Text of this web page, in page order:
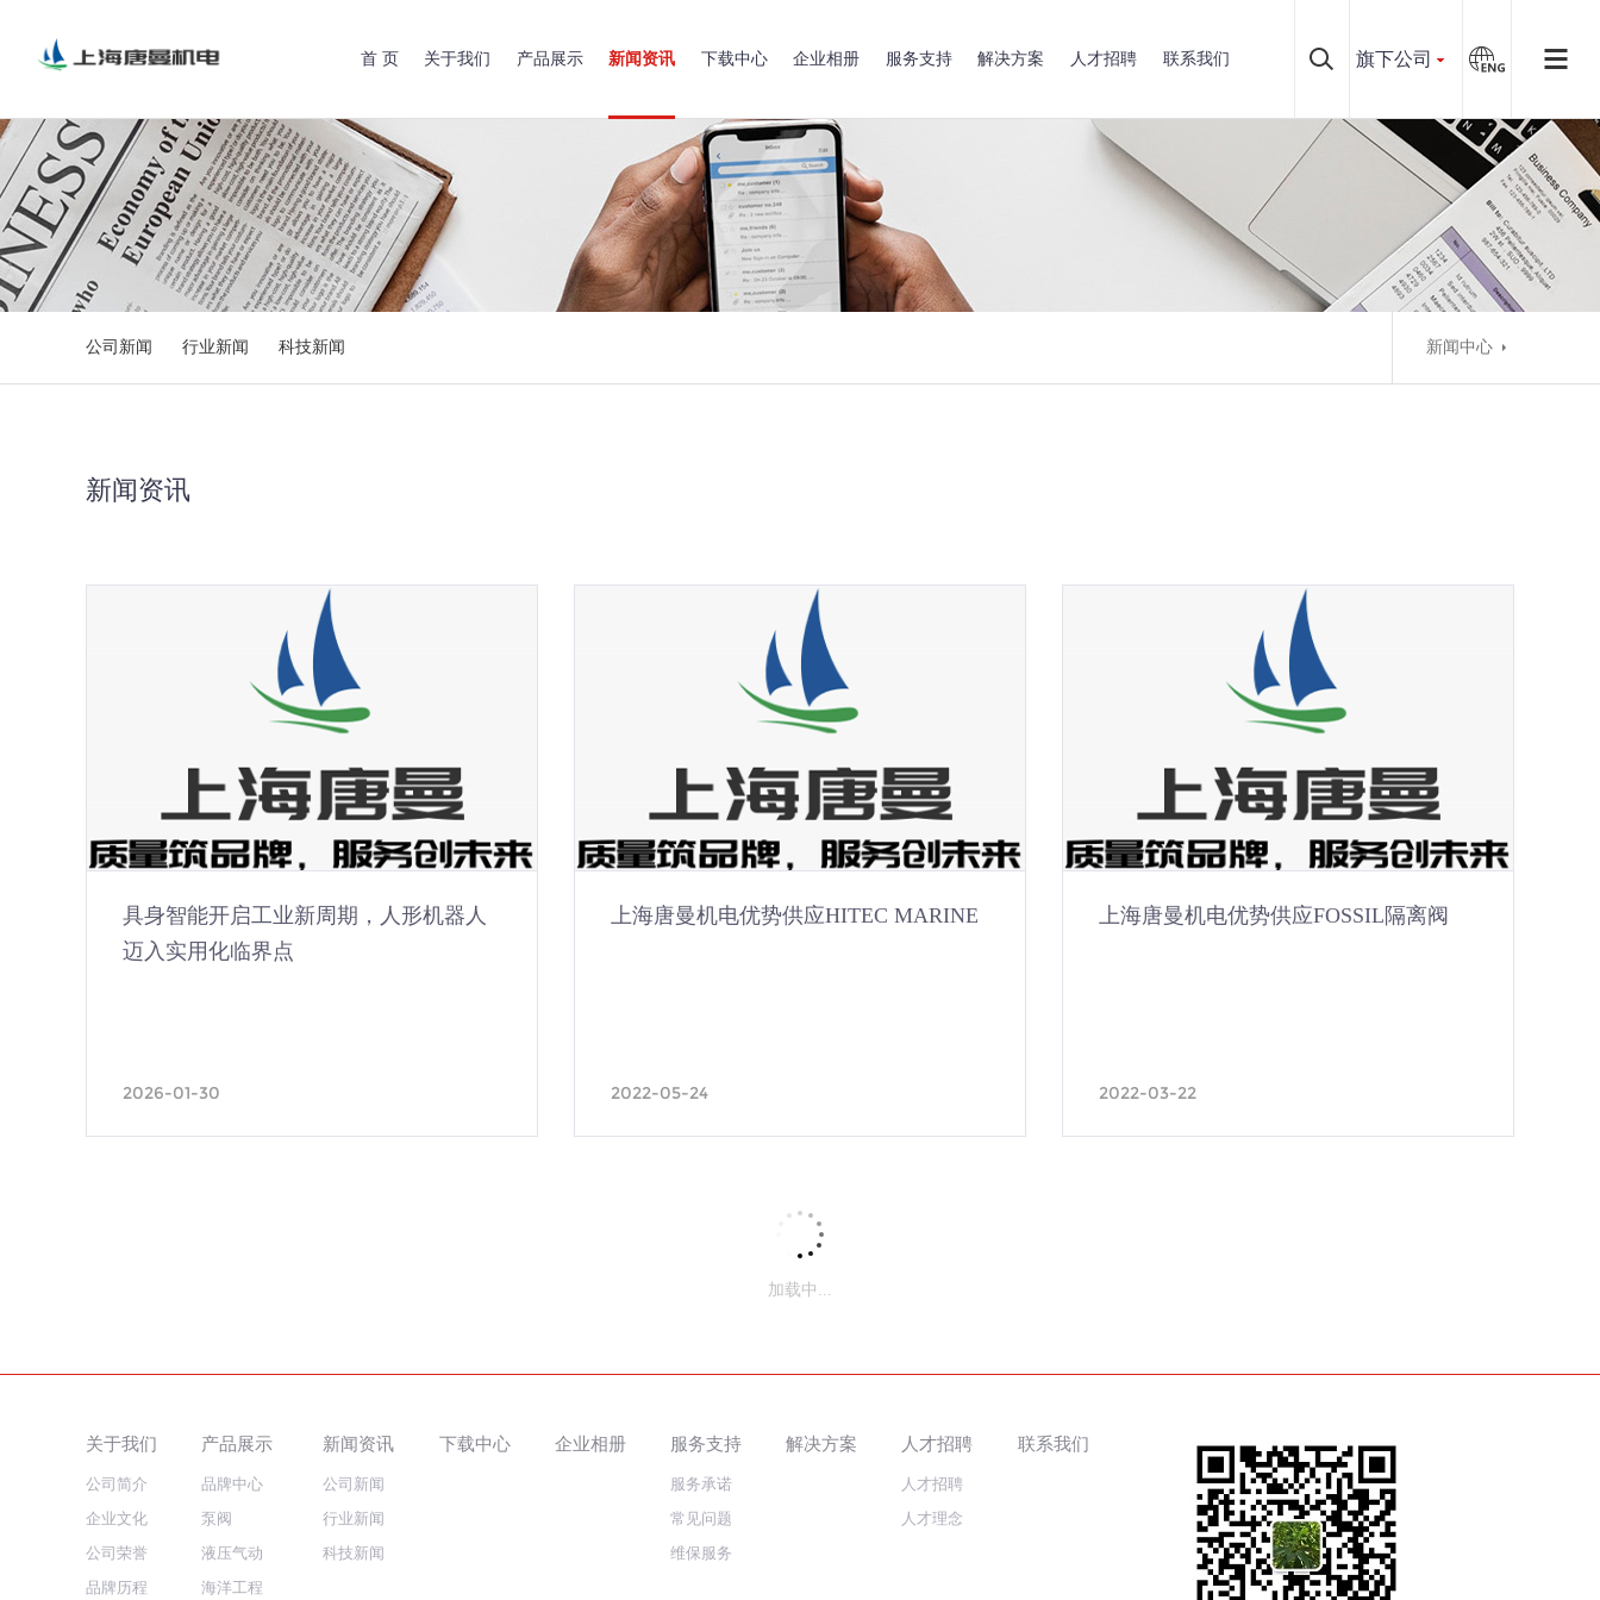
首 页 关于我们 产品展示 新闻资讯 下载中心 企业相册 服务支持 解决方案 人才招聘 联系我们 旗下公司
公司新闻 行业新闻 科技新闻 新闻中心
新闻资讯
具身智能开启工业新周期，人形机器人
迈入实用化临界点
2026-01-30
上海唐曼机电优势供应HITEC MARINE
2022-05-24
上海唐曼机电优势供应FOSSIL隔离阀
2022-03-22
SMS DEMAG 西马克德马克 GWB
Gelenkwelle 万向轴
SMS DEMAG 西马克德马克 GWB Gelenkwelle 万向轴
2021-05-27
VERADICO 翡乐谛阁
2021-05-27
变频器维修的十种检查学习方法
变频器维修学习方法有很多，但方向不对努力白费，所
以抓住方向很重要，为了让大家更快的掌握变频器维修
知识，这里提供变频器维修的十种学习方法给大家。
2020-06-11
加载中...
关于我们
公司简介
企业文化
公司荣誉
品牌历程
产品展示
品牌中心
泵阀
液压气动
海洋工程
新闻资讯
公司新闻
行业新闻
科技新闻
下载中心 企业相册 服务支持
服务承诺
常见问题
维保服务
解决方案 人才招聘
人才招聘
人才理念
联系我们